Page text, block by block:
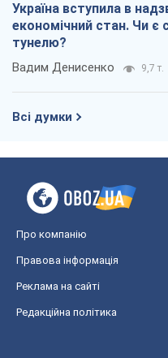
Україна вступила в
економічний стан. Чи є
тунелю?
Вадим Денисенко 9,7 т.
Всі думки
Про компанію
Правова інформація
Реклама на сайті
Редакційна політика